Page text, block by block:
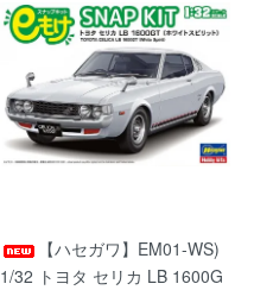
【ハセガワ】EM01-WS)
1/32 トヨタ セリカ LB 1600G